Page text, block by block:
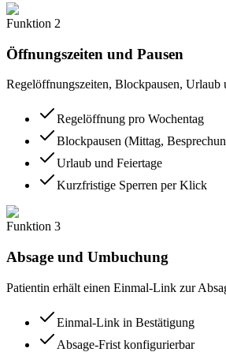
Funktion 2
Öffnungszeiten und Pausen
Regelöffnungszeiten, Blockpausen,
Regelöffnung pro Wochentag
Blockpausen (Mittag,
Urlaub und Feiertage
Kurzfristige Sperren per Klick
Funktion 3
Absage und Umbuchung
Patientin erhält einen Einmal-Link zur
Einmal-Link in Bestätigung
Absage-Frist konfigurierbar